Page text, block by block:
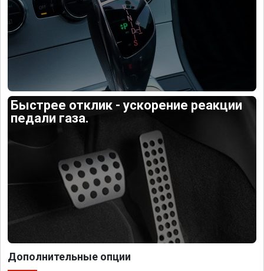
Быстрее отклик - ускорение реакции
педали газа.
Дополнительные опции